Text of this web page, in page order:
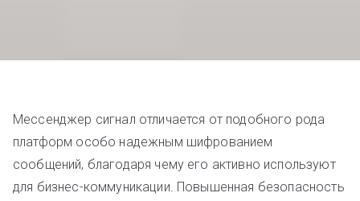
Мессенджер сигнал отличается от подобного рода
платформ особо надежным шифрованием
сообщений, благодаря чему его активно используют
для бизнес-коммуникации. Повышенная безопасность